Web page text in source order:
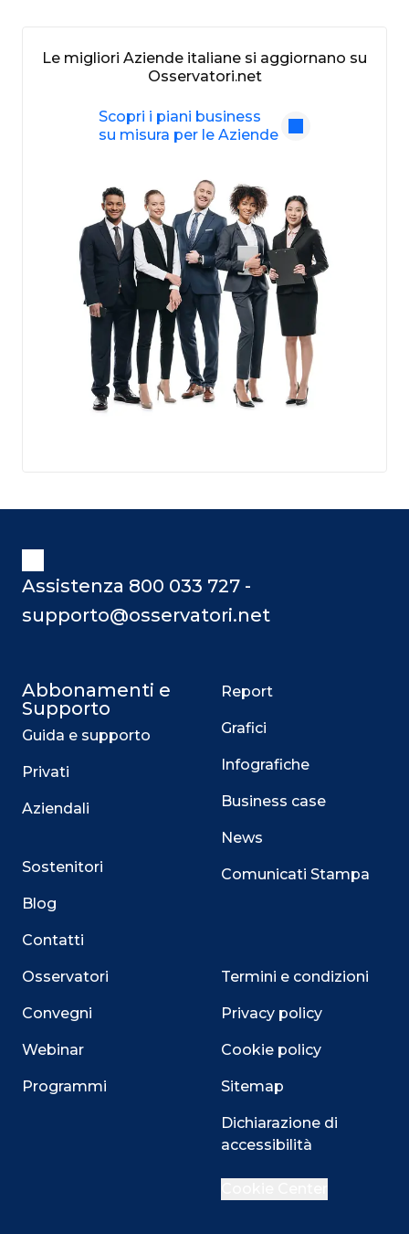
Le migliori Aziende italiane si aggiornano su
Osservatori.net
Scopri i piani business
su misura per le Aziende
Assistenza 800 033 727 -
supporto@osservatori.net
Abbonamenti e
Supporto
Guida e supporto
Privati
Aziendali
Sostenitori
Blog
Contatti
Osservatori
Convegni
Webinar
Programmi
Report
Grafici
Infografiche
Business case
News
Comunicati Stampa
Termini e condizioni
Privacy policy
Cookie policy
Sitemap
Dichiarazione di
accessibilità